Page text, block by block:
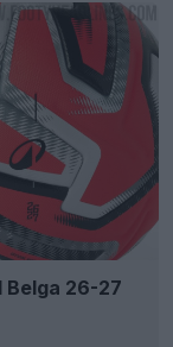
Belga 26-27